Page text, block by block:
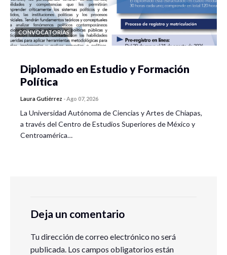
CONVOCATORIAS
Diplomado en Estudio y Formación
Política
Laura Gutiérrez -Ago 07, 2026
La Universidad Autónoma de Ciencias y Artes de Chiapas,
a través del Centro de Estudios Superiores de México y
Centroamérica…
Deja un comentario
Tu dirección de correo electrónico no será
publicada. Los campos obligatorios están